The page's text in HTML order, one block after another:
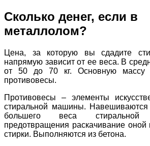
Сколько денег, если в
металлолом?
Цена, за которую вы сдадите
напрямую зависит от ее веса. В
от 50 до 70 кг. Основную массу
противовесы.
Противовесы – элементы
стиральной машины.
большего веса
предотвращения раскачивание
стирки. Выполняются из бетона.